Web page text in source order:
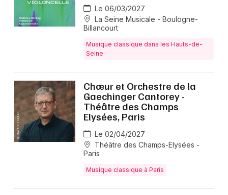
Le 06/03/2027
La Seine Musicale - Boulogne-
Billancourt
Musique classique dans les Hauts-de-
Seine
Chœur et Orchestre de la
Gaechinger Cantorey -
Théâtre des Champs
Elysées, Paris
Le 02/04/2027
Théâtre des Champs-Elysées -
Paris
Musique classique à Paris